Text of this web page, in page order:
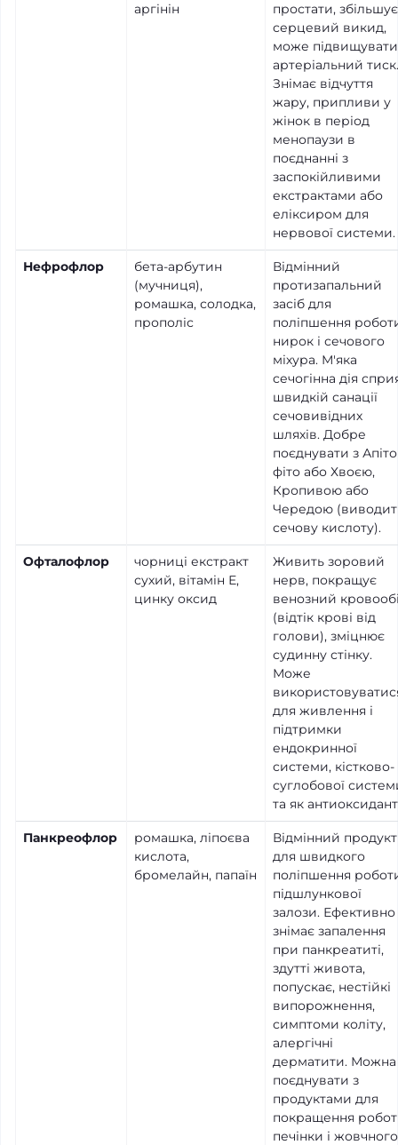
аргінін
простати, збільшує
серцевий викид,
може підвищувати
артеріальний тиск.
Знімає відчуття
жару, припливи у
жінок в період
менопаузи в
поєднанні з
заспокійливими
екстрактами або
еліксиром для
нервової системи.
Нефрофлор
бета-арбутин
(мучниця),
ромашка, солодка,
прополіс
Відмінний
протизапальний
засіб для
поліпшення
нирок і сечового
міхура. М'яка
сечогінна дія
швидкій санації
сечовивідних
шляхів. Добре
поєднувати з
фіто або Хвоєю,
Кропивою або
Чередою
сечову кислоту).
Офталофлор
чорниці екстракт
сухий, вітамін Е,
цинку оксид
Живить зоровий
нерв, покращує
венозний
(відтік крові від
голови), зміцнює
судинну стінку.
Може
для живлення і
підтримки
ендокринної
системи, кістково-
суглобової
та як
Панкреофлор
ромашка, ліпоєва
кислота,
бромелайн, папаїн
Відмінний продукт
для швидкого
поліпшення
підшлункової
залози. Ефективно
знімає запалення
при панкреатиті,
здутті живота,
попускає, нестійкі
випорожнення,
симптоми коліту,
алергічні
дерматити. Можна
поєднувати з
продуктами для
покращення
печінки і жовчного